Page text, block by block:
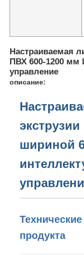
Домой
О нас
Контроль
Настраиваемая
ПВХ 600-1200 мм
управление
описание:
шириной
продукта